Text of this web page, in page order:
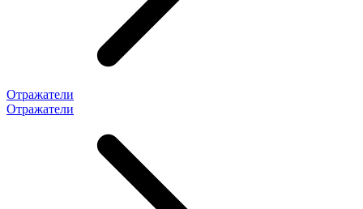
Отражатели
Отражатели